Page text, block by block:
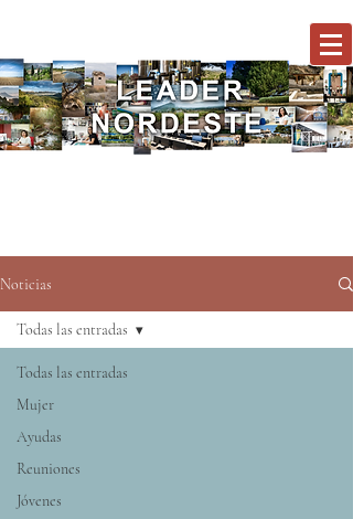
Noticias
Todas las entradas
Mujer
Ayudas
Reuniones
Jóvenes
Todas las entradas